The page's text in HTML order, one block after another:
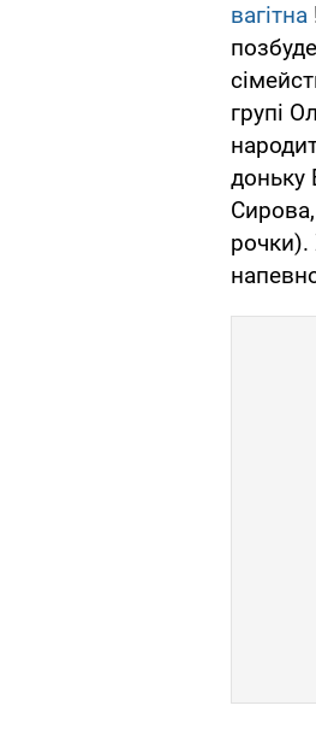
вагітна
групі
доньку
рочки).